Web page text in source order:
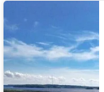
Парк-
Отель
Лавола